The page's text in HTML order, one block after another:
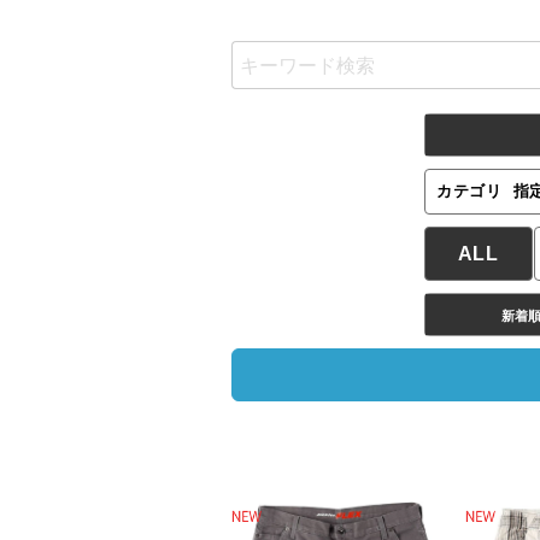
カテゴリ 指
ALL
新着